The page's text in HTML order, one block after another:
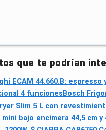
que te podrían
ECAM 44.660.B:
4 funciones Bosch
Slim 5 L con
bajo encimera 44,5 cm y